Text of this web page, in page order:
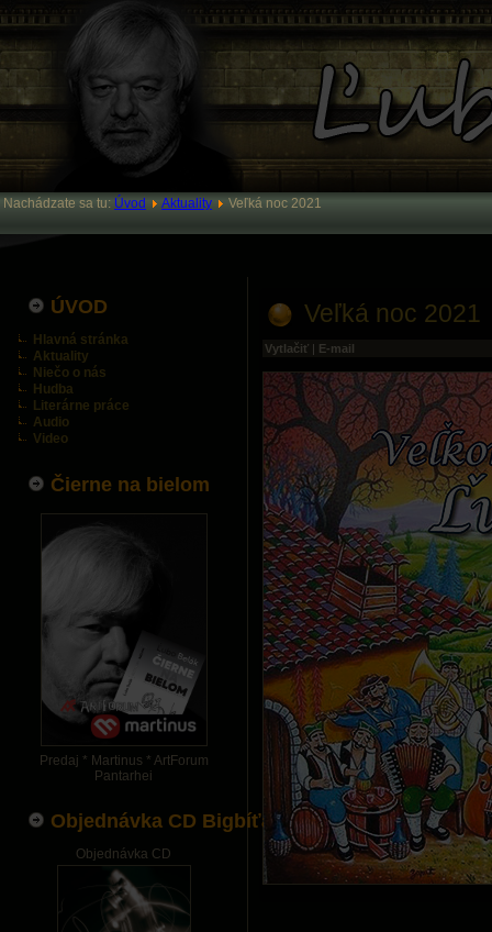
Nachádzate sa tu: Úvod Aktuality Veľká noc 2021
ÚVOD
Hlavná stránka
Aktuality
Niečo o nás
Hudba
Literárne práce
Audio
Video
Čierne na bielom
Predaj * Martinus * ArtForum
Pantarhei
Objednávka CD Bigbíťák
Objednávka CD
Veľká noc 2021
Vytlačiť | E-mail